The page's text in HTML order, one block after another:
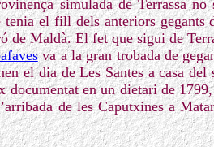
simulada de Terrassa no
tenia el fill dels anteriors gegants
de Maldà. El fet que sigui de
va a la gran trobada de
el dia de Les Santes a casa
documentat en un dietari de
de les Caputxines a